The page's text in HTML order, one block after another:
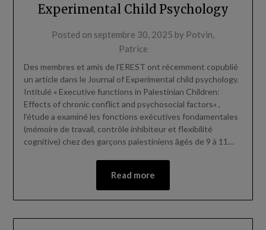
Experimental Child Psychology
Posted on septembre 30, 2025 by Potvin,
Patrice
Des membres et amis de l’EREST ont récemment copublié
un article dans le Journal of Experimental child psychology.
Intitulé « Executive functions in Palestinian Children:
Effects of chronic conflict and psychosocial factors« ,
l’étude a examiné les fonctions exécutives fondamentales
(mémoire de travail, contrôle inhibiteur et flexibilité
cognitive) chez des garçons palestiniens âgés de 9 à 11…
Read more